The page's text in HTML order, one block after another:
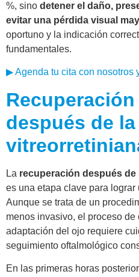
%, sino detener el daño,
evitar una pérdida visual
oportuno y la indicación
fundamentales.
▶Agenda tu cita con nosotros
después de
La recuperación después
es una etapa clave para
Aunque se trata de un
menos invasivo, el proceso
adaptación del ojo requiere
seguimiento oftalmológico
En las primeras horas